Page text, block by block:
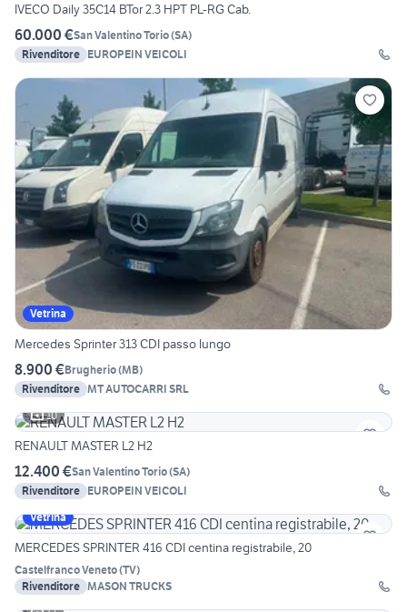
IVECO Daily 35C14 BTor 2.3 HPT PL-RG Cab.
60.000 €San Valentino Torio(SA)
Rivenditore EUROPEIN VEICOLI
Vetrina
Mercedes Sprinter 313 CDI passo lungo
8.900 €Brugherio(MB)
Rivenditore MT AUTOCARRI SRL
10
RENAULT MASTER L2 H2
12.400 €San Valentino Torio(SA)
Rivenditore EUROPEIN VEICOLI
Vetrina
MERCEDES SPRINTER 416 CDI centina registrabile, 20
Castelfranco Veneto(TV)
Rivenditore MASON TRUCKS